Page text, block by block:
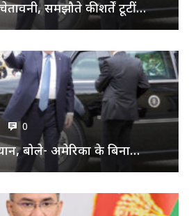
समझौते की शर्तें टूटीं…
0
बोले- अमेरिका के बिना…